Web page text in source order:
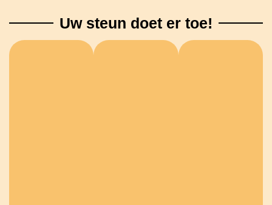
Uw steun doet er toe!